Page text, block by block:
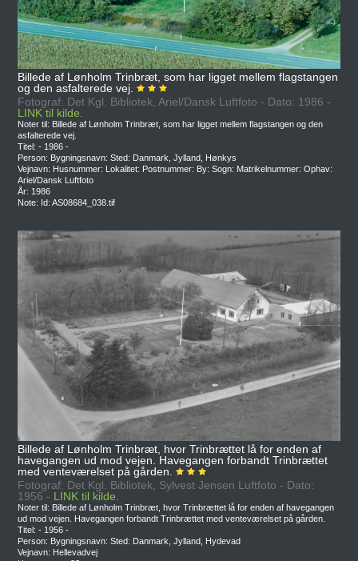
Billede af Lønholm Trinbræt, som har ligget mellem flagstangen
og den asfalterede vej.
Fotograf: Det Kgl. Bibliotek, Ariel/Dansk Luftfoto - Dato: 1986 -
LINK til kilde.
Noter til: Billede af Lønholm Trinbræt, som har ligget mellem flagstangen og den
asfalterede vej.
Titel: - 1986 -
Person: Bygningsnavn: Sted: Danmark, Jylland, Hønkys
Vejnavn: Husnummer: Lokalitet: Postnummer: By: Sogn: Matrikelnummer: Ophav:
Ariel/Dansk Luftfoto
År: 1986
Note: Id: AS08684_038.tif
Billede af Lønholm Trinbræt, hvor Trinbrættet lå for enden af
havegangen ud mod vejen. Havegangen forbandt Trinbrættet
med venteværelset på gården.
Fotograf: Det Kgl. Bibliotek, Sylvest Jensen Luftfoto - Dato:
1956 - LINK til kilde.
Noter til: Billede af Lønholm Trinbræt, hvor Trinbrættet lå for enden af havegangen
ud mod vejen. Havegangen forbandt Trinbrættet med venteværelset på gården.
Titel: - 1956 -
Person: Bygningsnavn: Sted: Danmark, Jylland, Hydevad
Vejnavn: Hellevadvej